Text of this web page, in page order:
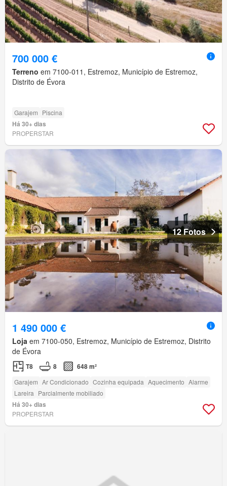
700 000 €
Terreno em 7100-011, Estremoz, Município de Estremoz,
Distrito de Évora
Garajem Piscina
Há 30+ dias
PROPERSTAR
12 Fotos
1 490 000 €
Loja em 7100-050, Estremoz, Município de Estremoz, Distrito
de Évora
T8 8 648 m²
Garajem Ar Condicionado Cozinha equipada Aquecimento Alarme
Lareira Parcialmente mobiliado
Há 30+ dias
PROPERSTAR